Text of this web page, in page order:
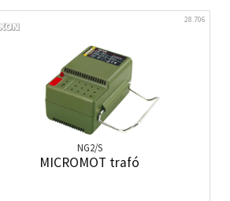
28.706
NG2/S
MICROMOT trafó